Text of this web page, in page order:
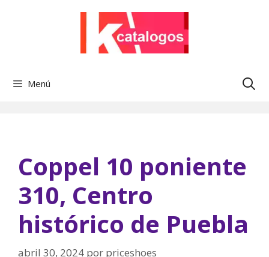
Menú
Coppel 10 poniente
310, Centro
histórico de Puebla
abril 30, 2024 por priceshoes